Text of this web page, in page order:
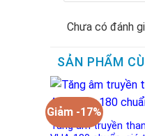
Chưa có đánh
SẢN PHẨM
Giảm -17%
Tăng âm truyền